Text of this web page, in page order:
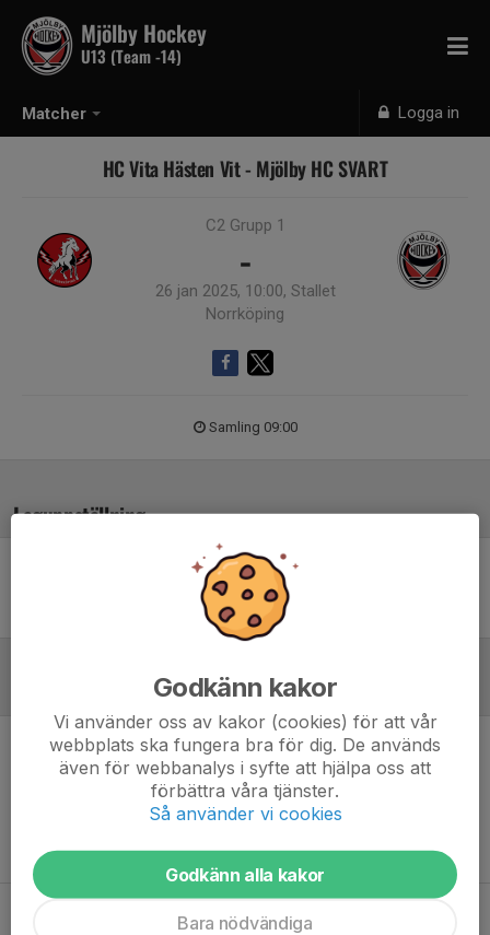
Matcher Logga in
Mjölby Hockey
U13 (Team -14)
HC Vita Hästen Vit - Mjölby HC SVART
C2 Grupp 1
-
26 jan 2025, 10:00, Stallet
Norrköping
Samling 09:00
Laguppställning
Ingen uppställning ifylld
Inget referat skrivet
Godkänn kakor
Vi använder oss av kakor (cookies) för att vår
webbplats ska fungera bra för dig. De används
även för webbanalys i syfte att hjälpa oss att
förbättra våra tjänster.
Så använder vi cookies
Godkänn alla kakor
Bara nödvändiga